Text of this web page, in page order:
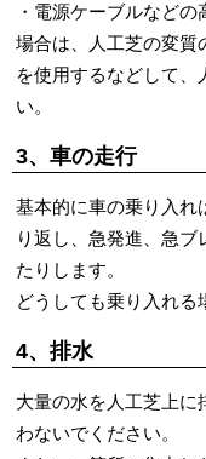
・電源ケーブルなど
場合は、人工芝の変質
を使用するなどして、
い。
3、車の走行
基本的に車の乗り入れ
り返し、急発進、急
たりします。
どうしても乗り入れる
4、排水
大量の水を人工芝上に
わないでください。